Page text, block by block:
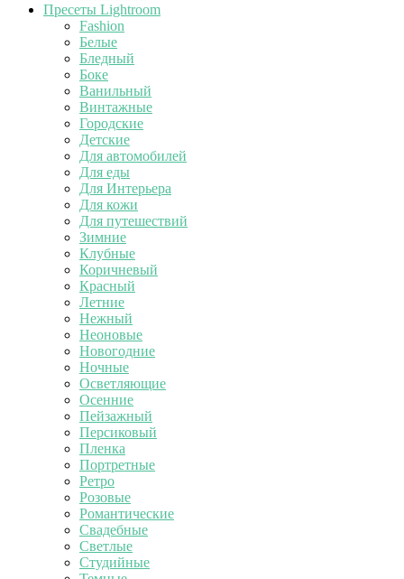
Пресеты Lightroom
Fashion
Белые
Бледный
Боке
Ванильный
Винтажные
Городские
Детские
Для автомобилей
Для еды
Для Интерьера
Для кожи
Для путешествий
Зимние
Клубные
Коричневый
Красный
Летние
Нежный
Неоновые
Новогодние
Ночные
Осветляющие
Осенние
Пейзажный
Персиковый
Пленка
Портретные
Ретро
Розовые
Романтические
Свадебные
Светлые
Студийные